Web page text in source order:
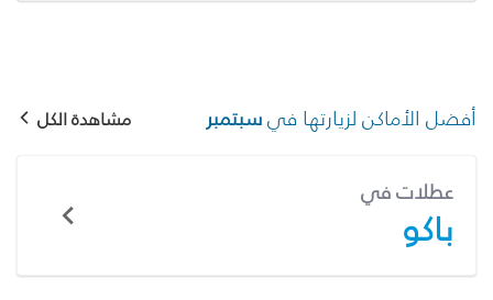
أفضل الأماكن لزيارتها فيسبتمبر مشاهدة الكل
عطلات في
باكو